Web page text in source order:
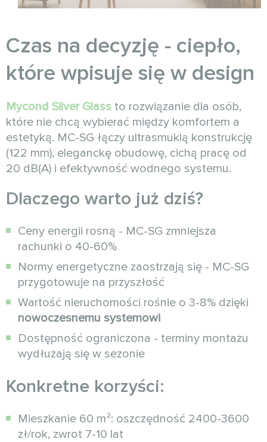
Czas na decyzję - ciepło,
które wpisuje się w design
Mycond Silver Glass to rozwiązanie dla osób,
które nie chcą wybierać między komfortem a
estetyką. MC-SG łączy ultrasmuklą konstrukcję
(122 mm), eleganckę obudowę, cichą pracę od
20 dB(A) i efektywność wodnego systemu.
Dlaczego warto już dziś?
Ceny energii rosną - MC-SG zmniejsza
rachunki o 40-60%
Normy energetyczne zaostrzają się - MC-SG
przygotowuje na przyszłość
Wartość nieruchomości rośnie o 3-8% dzięki
nowoczesnemu systemowi
Dostępność ograniczona - terminy montażu
wydłużają się w sezonie
Konkretne korzyści:
Mieszkanie 60 m²: oszczędność 2400-3600
zł/rok, zwrot 7-10 lat